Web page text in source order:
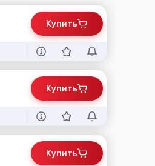
Купить
Купить
Купить